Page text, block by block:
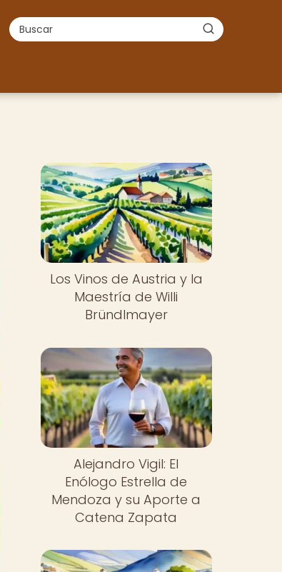
Los Vinos de Austria y la
Maestría de Willi
Bründlmayer
Alejandro Vigil: El
Enólogo Estrella de
Mendoza y su Aporte a
Catena Zapata